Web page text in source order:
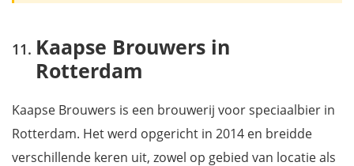
Kaapse Brouwers in
Rotterdam
Kaapse Brouwers is een brouwerij voor speciaalbier in
Rotterdam. Het werd opgericht in 2014 en breidde
verschillende keren uit, zowel op gebied van locatie als